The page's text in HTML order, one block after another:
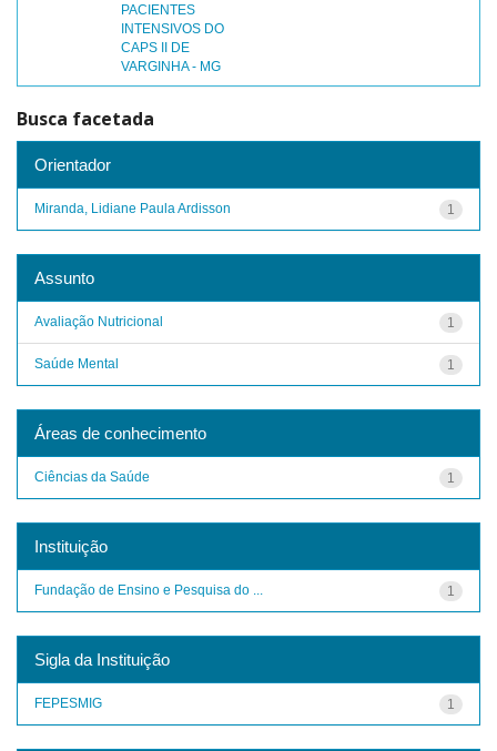
PACIENTES
INTENSIVOS DO
CAPS II DE
VARGINHA - MG
Busca facetada
Orientador
1
Miranda, Lidiane Paula Ardisson
Assunto
1
Avaliação Nutricional
1
Saúde Mental
Áreas de conhecimento
1
Ciências da Saúde
Instituição
1
Fundação de Ensino e Pesquisa do ...
Sigla da Instituição
1
FEPESMIG